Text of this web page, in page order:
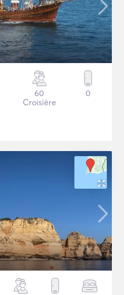
60
Croisière
0